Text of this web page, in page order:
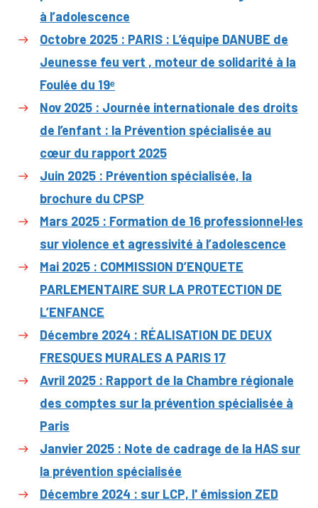
à l’adolescence
Octobre 2025 : PARIS : L’équipe DANUBE de
Jeunesse feu vert , moteur de solidarité à la
Foulée du 19ᵉ
Nov 2025 : Journée internationale des droits
de l’enfant : la Prévention spécialisée au
cœur du rapport 2025
Juin 2025 : Prévention spécialisée, la
brochure du CPSP
Mars 2025 : Formation de 16 professionnel·les
sur violence et agressivité à l’adolescence
Mai 2025 : COMMISSION D’ENQUETE
PARLEMENTAIRE SUR LA PROTECTION DE
L’ENFANCE
Décembre 2024 : RÉALISATION DE DEUX
FRESQUES MURALES A PARIS 17
Avril 2025 : Rapport de la Chambre régionale
des comptes sur la prévention spécialisée à
Paris
Janvier 2025 : Note de cadrage de la HAS sur
la prévention spécialisée
Décembre 2024 : sur LCP, l' émission ZED